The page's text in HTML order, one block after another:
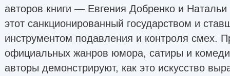
авторов книги — Евгения Добренко и
этот санкционированный государством и
инструментом подавления и контроля смех.
официальных жанров юмора, сатиры и
авторы демонстрируют, как это искусство